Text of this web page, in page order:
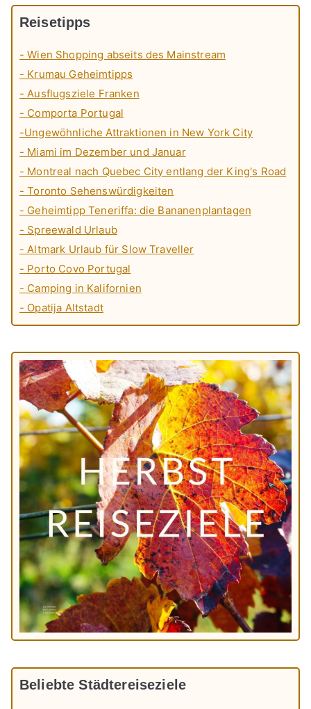
Reisetipps
- Wien Shopping abseits des Mainstream
- Krumau Geheimtipps
- Ausflugsziele Franken
- Comporta Portugal
-Ungewöhnliche Attraktionen in New York City
- Miami im Dezember und Januar
- Montreal nach Quebec City entlang der King's Road
- Toronto Sehenswürdigkeiten
- Geheimtipp Teneriffa: die Bananenplantagen
- Spreewald Urlaub
- Altmark Urlaub für Slow Traveller
- Porto Covo Portugal
- Camping in Kalifornien
- Opatija Altstadt
Beliebte Städtereiseziele